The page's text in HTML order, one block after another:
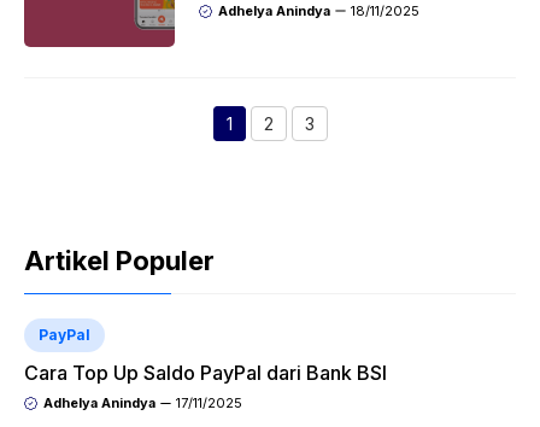
Adhelya Anindya 18/11/2025
Halaman
1 Halaman
2 3
Artikel Populer
PayPal
Cara Top Up Saldo PayPal dari Bank BSI
Adhelya Anindya 17/11/2025